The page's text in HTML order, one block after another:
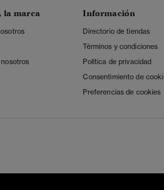
la marca Información
Directorio de tiendas
Términos y condiciones
Política de privacidad
Consentimiento de
Preferencias de cookies